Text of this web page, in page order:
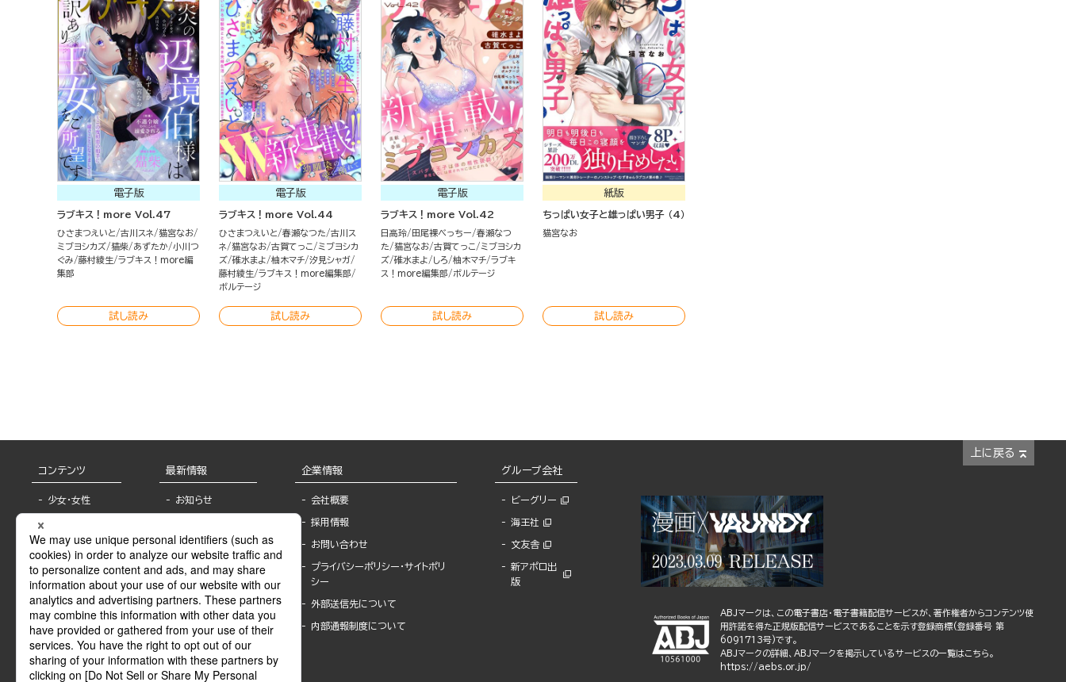
電子版
ラブキス！more Vol.47
ひさまつえいと 古川スネ 猫宮なお
ミブヨシカズ 猫柴 あずたか
小川つ
ぐみ
藤村綾生 ラブキス！more編
集部
試し読み
電子版
ラブキス！more Vol.44
ひさまつえいと 春瀬なつた
古川ス
ネ 猫宮なお 古賀てっこ
ミブヨシカ
ズ 碓水まよ 柚木マチ 汐見シャガ
藤村綾生 ラブキス！more編集部
ボルテージ
試し読み
電子版
ラブキス！more Vol.42
日高玲 田尾裸べっちー
春瀬なつ
た
猫宮なお 古賀てっこ
ミブヨシカ
ズ 碓水まよ しろ 柚木マチ ラブキ
ス！more編集部
ボルテージ
試し読み
紙版
ちっぱい女子と雄っぱい男子 （4）
猫宮なお
試し読み
上に戻る
コンテンツ
少女・女性
BL
ライトノベル
青年・一般
グラビア・写真
モーター誌
SPECIAL
最新情報
お知らせ
報
書店様へ
海外ライセンシー
公式SNSアカウ
ント
作家一覧
Keyword list
企業情報
会社概要
採用情報
お問い合わせ
プライバシーポリシー・サイトポリ
シー
外部送信先について
内部通報制度について
グループ会社
ビーグリー
海王社
文友舎
新アポロ出
版
ABJマークは、この電子書店・電子書籍配信サービスが、著作権者からコンテンツ使
用許諾を得た正規版配信サービスであることを示す登録商標(登録番号 第
6091713号)です。
ABJマークの詳細、ABJマークを掲示しているサービスの一覧はこちら。
https://aebs.or.jp/